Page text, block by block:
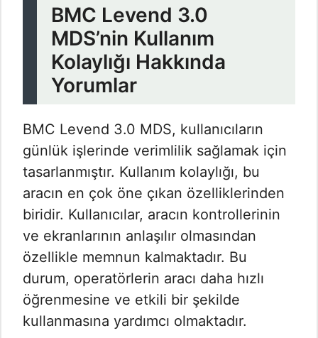
BMC Levend 3.0
MDS’nin Kullanım
Kolaylığı Hakkında
Yorumlar
BMC Levend 3.0 MDS, kullanıcıların
günlük işlerinde verimlilik sağlamak için
tasarlanmıştır. Kullanım kolaylığı, bu
aracın en çok öne çıkan özelliklerinden
biridir. Kullanıcılar, aracın kontrollerinin
ve ekranlarının anlaşılır olmasından
özellikle memnun kalmaktadır. Bu
durum, operatörlerin aracı daha hızlı
öğrenmesine ve etkili bir şekilde
kullanmasına yardımcı olmaktadır.